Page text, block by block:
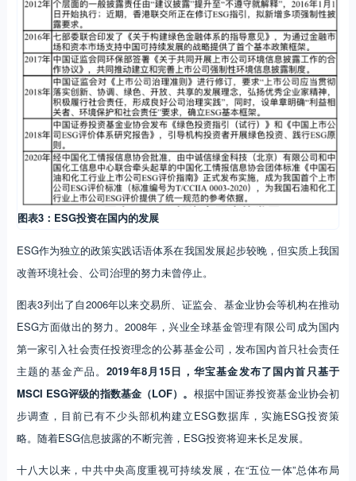
图表3：ESG投资在国内的发展
ESG作为独立的政策实践话语体系在我国发展起步较晚，但实质上我国
改善环境社会、公司治理的努力未曾停止。
图表3列出了自2006年以来交易所、证监会、基金业协会等机构在推动
ESG方面做出的努力。2008年，兴业全球基金管理有限公司成为国内
第一家引入社会责任投资理念的公募基金公司，发布国内首只社会责任
主题的基金产品。2019年8月15日，华宝基金发布了国内首只基于
MSCI ESG评级的指数基金（LOF）。 根据中国证券投资基金业协会初
步调查，目前已有不少头部机构建立ESG数据库，实施ESG投资策
略。随着ESG信息披露的不断完善，ESG投资将迎来长足发展。
十八大以来，中共中央高度重视可持续发展，在“五位一体”总体布局